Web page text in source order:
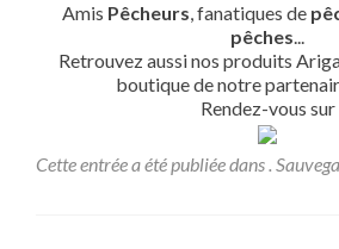
Amis Pêcheurs, fanatiques de
pêches...
Retrouvez aussi nos produits
boutique de notre
Rendez-vous sur
Cette entrée a été publiée dans .